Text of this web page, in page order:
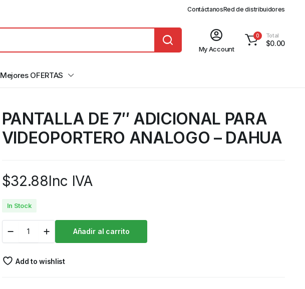
ContáctanosRed de distribuidores
My Account
0 Total
$0.00
Mejores OFERTAS
PANTALLA DE 7″ ADICIONAL PARA
VIDEOPORTERO ANALOGO – DAHUA
$32.88Inc IVA
In Stock
Añadir al carrito
Add to wishlist